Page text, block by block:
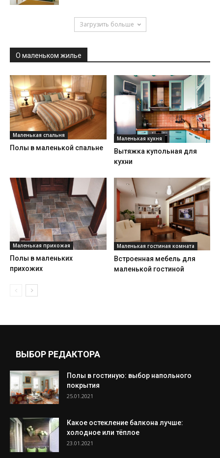
Загрузить больше
О маленьком жилье
Маленькая спальня
Полы в маленькой спальне
Маленькая кухня
Вытяжка купольная для
кухни
Маленькая прихожая
Полы в маленьких
прихожих
Маленькая гостиная комната
Встроенная мебель для
маленькой гостиной
ВЫБОР РЕДАКТОРА
Полы в гостиную: выбор напольного
покрытия
25.01.2021
Какое остекление балкона лучше:
холодное или тёплое
23.01.2021